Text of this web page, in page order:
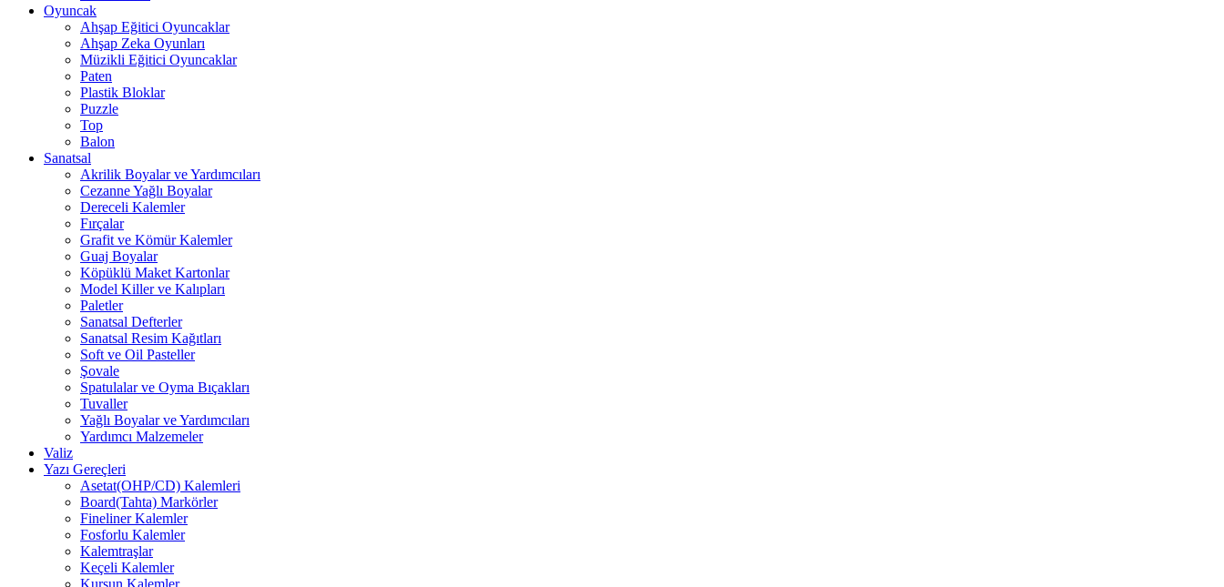
Oyuncak
Ahşap Eğitici Oyuncaklar
Ahşap Zeka Oyunları
Müzikli Eğitici Oyuncaklar
Paten
Plastik Bloklar
Puzzle
Top
Balon
Sanatsal
Akrilik Boyalar ve Yardımcıları
Cezanne Yağlı Boyalar
Dereceli Kalemler
Fırçalar
Grafit ve Kömür Kalemler
Guaj Boyalar
Köpüklü Maket Kartonlar
Model Killer ve Kalıpları
Paletler
Sanatsal Defterler
Sanatsal Resim Kağıtları
Soft ve Oil Pasteller
Şovale
Spatulalar ve Oyma Bıçakları
Tuvaller
Yağlı Boyalar ve Yardımcıları
Yardımcı Malzemeler
Valiz
Yazı Gereçleri
Asetat(OHP/CD) Kalemleri
Board(Tahta) Markörler
Fineliner Kalemler
Fosforlu Kalemler
Kalemtraşlar
Keçeli Kalemler
Kurşun Kalemler